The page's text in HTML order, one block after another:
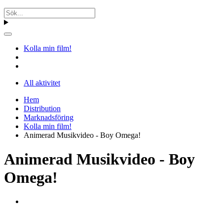
Kolla min film!
All aktivitet
Hem
Distribution
Marknadsföring
Kolla min film!
Animerad Musikvideo - Boy Omega!
Animerad Musikvideo - Boy
Omega!